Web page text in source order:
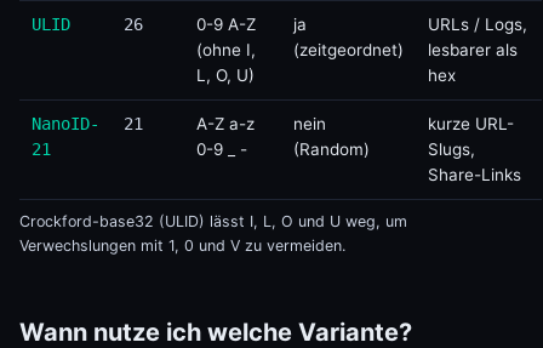
ULID 26
0-9 A-Z
(ohne I,
L, O, U)
ja
(zeitgeordnet)
URLs / Logs,
lesbarer als
hex
NanoID-
21
21
A-Z a-z
0-9 _ -
nein
(Random)
kurze URL-
Slugs,
Share-Links
Crockford-base32 (ULID) lässt I, L, O und U weg, um
Verwechslungen mit 1, 0 und V zu vermeiden.
Wann nutze ich welche Variante?